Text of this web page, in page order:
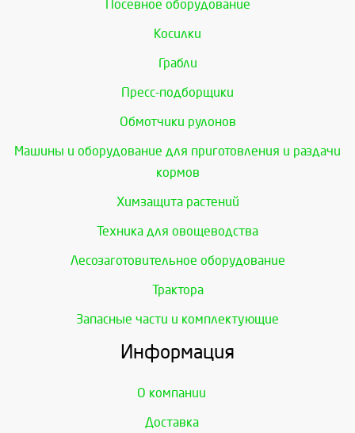
Посевное оборудование
Косилки
Грабли
Пресс-подборщики
Обмотчики рулонов
Машины и оборудование для приготовления и раздачи
кормов
Химзащита растений
Техника для овощеводства
Лесозаготовительное оборудование
Трактора
Запасные части и комплектующие
Информация
О компании
Доставка